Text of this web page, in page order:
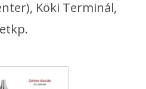
Köki Terminál,